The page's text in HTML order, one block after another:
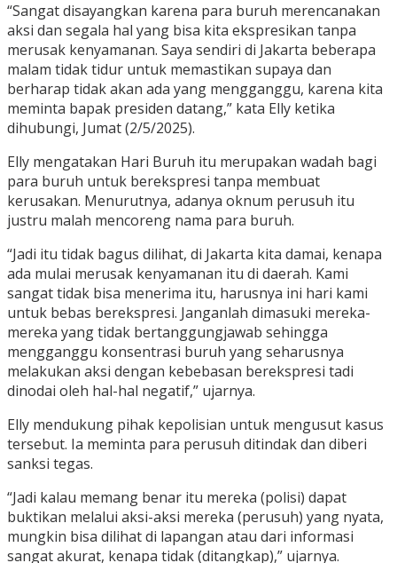
“Sangat disayangkan karena para buruh merencanakan
aksi dan segala hal yang bisa kita ekspresikan tanpa
merusak kenyamanan. Saya sendiri di Jakarta beberapa
malam tidak tidur untuk memastikan supaya dan
berharap tidak akan ada yang mengganggu, karena kita
meminta bapak presiden datang,” kata Elly ketika
dihubungi, Jumat (2/5/2025).
Elly mengatakan Hari Buruh itu merupakan wadah bagi
para buruh untuk berekspresi tanpa membuat
kerusakan. Menurutnya, adanya oknum perusuh itu
justru malah mencoreng nama para buruh.
“Jadi itu tidak bagus dilihat, di Jakarta kita damai, kenapa
ada mulai merusak kenyamanan itu di daerah. Kami
sangat tidak bisa menerima itu, harusnya ini hari kami
untuk bebas berekspresi. Janganlah dimasuki mereka-
mereka yang tidak bertanggungjawab sehingga
mengganggu konsentrasi buruh yang seharusnya
melakukan aksi dengan kebebasan berekspresi tadi
dinodai oleh hal-hal negatif,” ujarnya.
Elly mendukung pihak kepolisian untuk mengusut kasus
tersebut. Ia meminta para perusuh ditindak dan diberi
sanksi tegas.
“Jadi kalau memang benar itu mereka (polisi) dapat
buktikan melalui aksi-aksi mereka (perusuh) yang nyata,
mungkin bisa dilihat di lapangan atau dari informasi
sangat akurat, kenapa tidak (ditangkap),” ujarnya.